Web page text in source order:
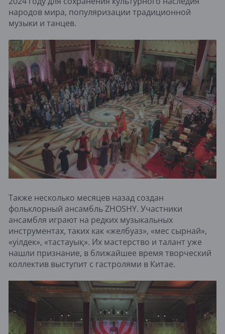
народов мира, популяризации традиционной
музыки и танцев.
Также несколько месяцев назад создан
фольклорный ансамбль ZHOSHY. Участники
ансамбля играют на редких музыкальных
инструментах, таких как «желбуаз», «мес сырнай»,
«уілдек», «тастауық». Их мастерство и талант уже
нашли признание, в ближайшее время творческий
коллектив выступит с гастролями в Китае.